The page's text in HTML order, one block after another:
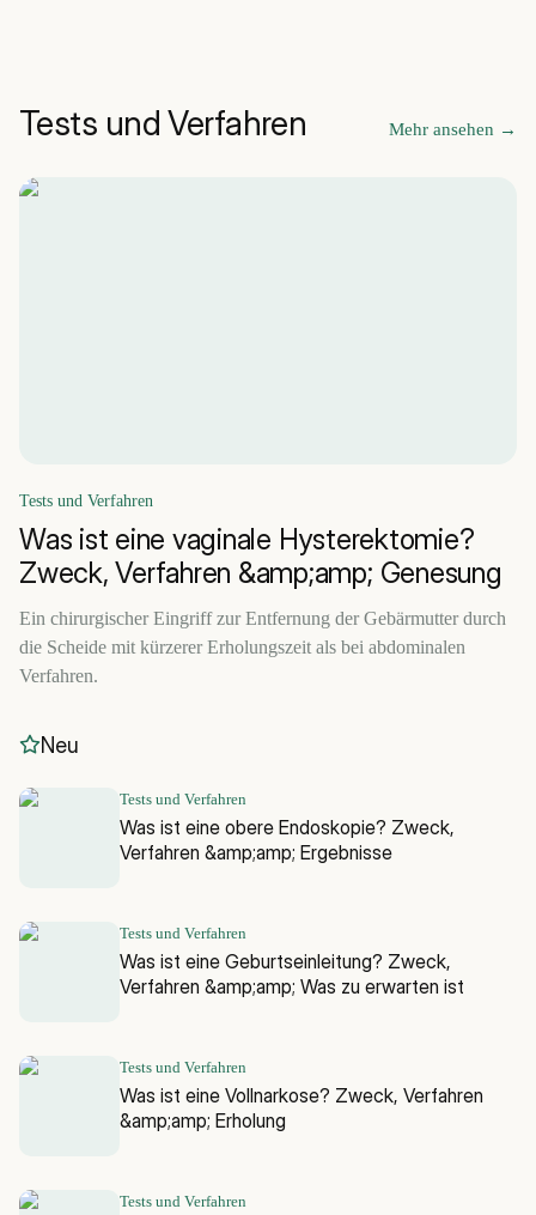
Tests und Verfahren Mehr ansehen →
Tests und Verfahren
Was ist eine vaginale Hysterektomie?
Zweck, Verfahren &amp;amp; Genesung
Ein chirurgischer Eingriff zur Entfernung der Gebärmutter durch
die Scheide mit kürzerer Erholungszeit als bei abdominalen
Verfahren.
Neu
Tests und Verfahren
Was ist eine obere Endoskopie? Zweck,
Verfahren &amp;amp; Ergebnisse
Tests und Verfahren
Was ist eine Geburtseinleitung? Zweck,
Verfahren &amp;amp; Was zu erwarten ist
Tests und Verfahren
Was ist eine Vollnarkose? Zweck, Verfahren
&amp;amp; Erholung
Tests und Verfahren